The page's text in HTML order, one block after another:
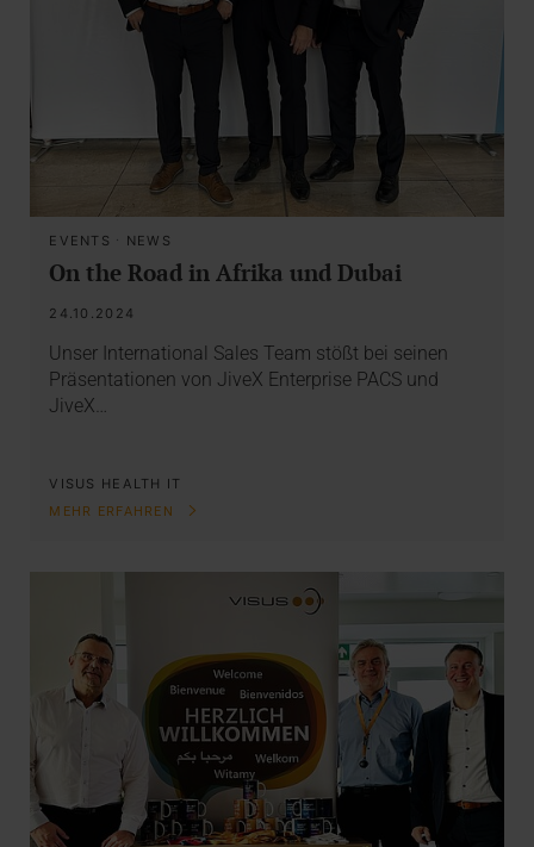
EVENTS · NEWS
On the Road in Afrika und Dubai
24.10.2024
Unser International Sales Team stößt bei seinen
Präsentationen von JiveX Enterprise PACS und
JiveX…
VISUS HEALTH IT
MEHR ERFAHREN